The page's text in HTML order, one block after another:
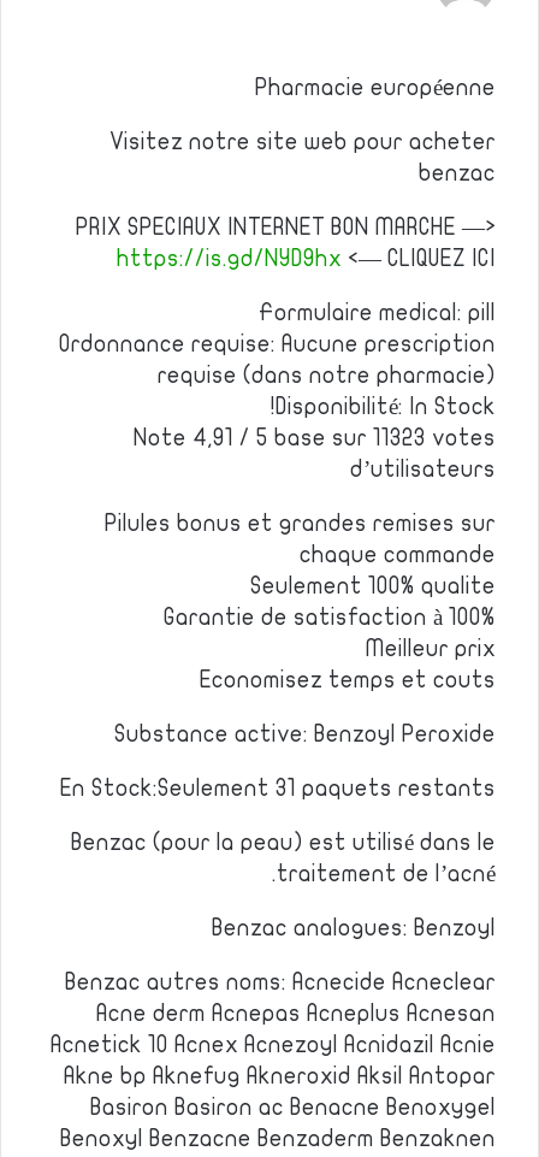
Pharmacie européenne
Visitez notre site web pour acheter
benzac
PRIX SPECIAUX INTERNET BON MARCHE —>
https://is.gd/NYD9hx <— CLIQUEZ ICI
Formulaire medical: pill
Ordonnance requise: Aucune prescription
requise (dans notre pharmacie)
Disponibilité: In Stock!
Note 4,91 / 5 base sur 11323 votes
d’utilisateurs
Pilules bonus et grandes remises sur
chaque commande
Seulement 100% qualite
Garantie de satisfaction à 100%
Meilleur prix
Economisez temps et couts
Substance active: Benzoyl Peroxide
En Stock:Seulement 31 paquets restants
Benzac (pour la peau) est utilisé dans le
traitement de l’acné.
Benzac analogues: Benzoyl
Benzac autres noms: Acnecide Acneclear
Acne derm Acnepas Acneplus Acnesan
Acnetick 10 Acnex Acnezoyl Acnidazil Acnie
Akne bp Aknefug Akneroxid Aksil Antopar
Basiron Basiron ac Benacne Benoxygel
Benoxyl Benzacne Benzaderm Benzaknen